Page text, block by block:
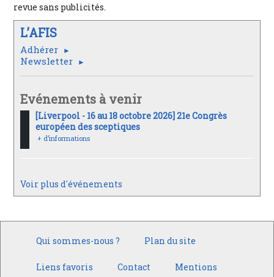
revue sans publicités.
L’AFIS
Adhérer
Newsletter
Evénements à venir
[Liverpool - 16 au 18 octobre 2026] 21e Congrès
européen des sceptiques
+ d’informations
Voir plus d'événements
Qui sommes-nous ? Plan du site
Liens favoris Contact Mentions